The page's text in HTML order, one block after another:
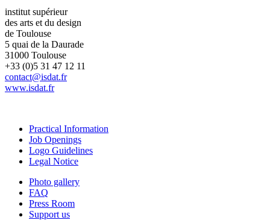
institut supérieur
des arts et du design
de Toulouse
5 quai de la Daurade
31000 Toulouse
+33 (0)5 31 47 12 11
contact@isdat.fr
www.isdat.fr
Practical Information
Job Openings
Logo Guidelines
Legal Notice
Photo gallery
FAQ
Press Room
Support us